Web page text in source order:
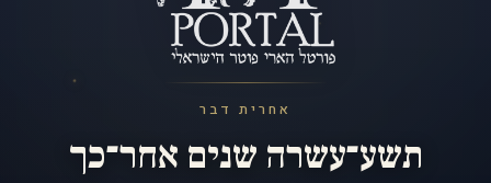
אחרית דבר
תשע־עשרה שנים אחר־כך